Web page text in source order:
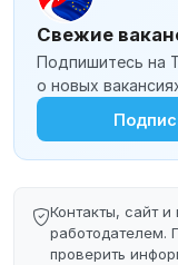
Свежие
Подпишитесь на
о новых
Контакты, сайт
работодателем.
проверить